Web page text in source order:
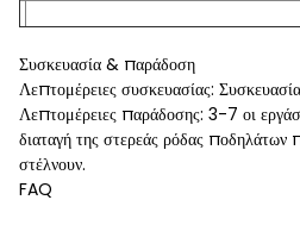
Συσκευασία & παράδοση
Λεπτομέρειες συσκευασίας:
Λεπτομέρειες παράδοσης: 3-7 οι
διαταγή της στερεάς ρόδας
στέλνουν.
FAQ